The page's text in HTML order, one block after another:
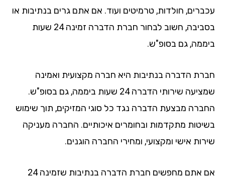
עכברים, חולדות, טרמיטים ועוד. אם אתם גרים בנתיבות או
בסביבה, חשוב לבחור חברת הדברה זמינה 24 שעות
ביממה, גם בסופ"ש.
חברת הדברה בנתיבות היא חברה מקצועית ואמינה
שמציעה שירותי הדברה 24 שעות ביממה, גם בסופ"ש.
החברה מבצעת הדברה נגד כל סוגי המזיקים, תוך שימוש
בשיטות מתקדמות ובחומרים איכותיים. החברה מעניקה
שירות אישי ומקצועי, ומחירי החברה הוגנים.
אם אתם מחפשים חברת הדברה בנתיבות שזמינה 24